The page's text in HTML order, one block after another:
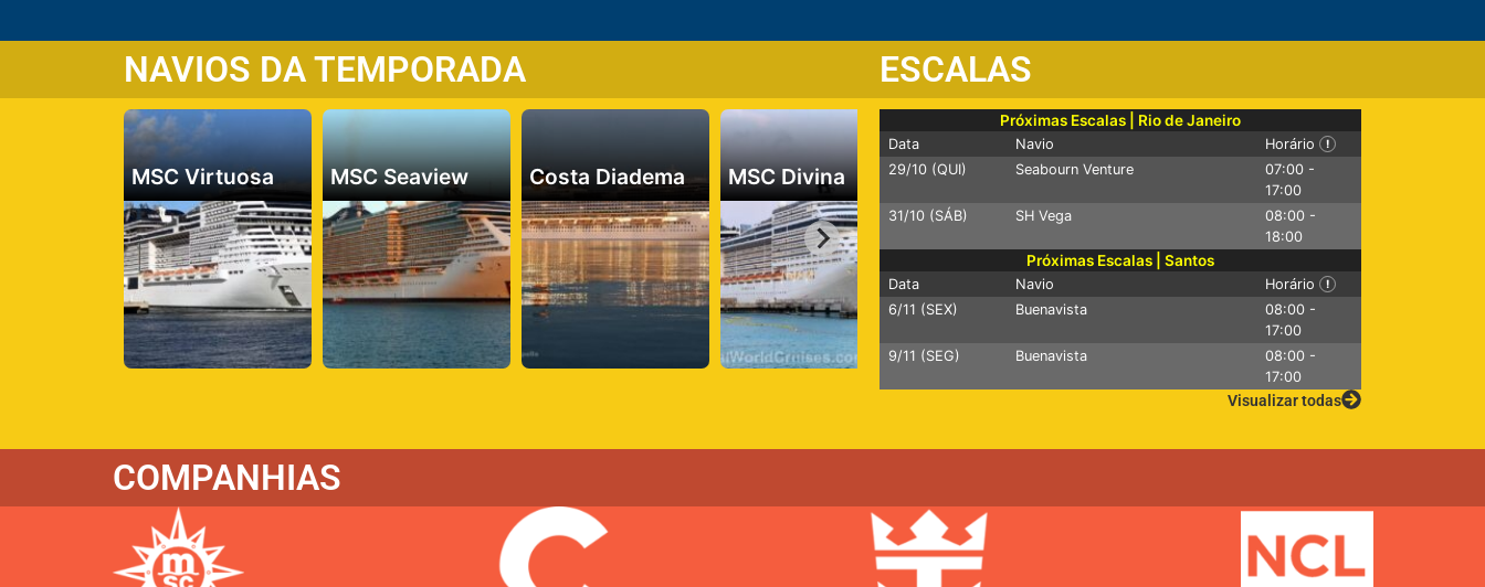
NAVIOS DA TEMPORADA ESCALAS
MSC Virtuosa MSC Seaview Costa Diadema MSC Divina MSC Splendida Costa Serena
Próximas Escalas | Rio de Janeiro
Data Navio Horário !
29/10 (QUI) Seabourn Venture
07:00 -
17:00
31/10 (SÁB)
SH Vega
08:00 -
18:00
Próximas Escalas | Santos
Data Navio Horário !
6/11 (SEX) Buenavista
08:00 -
17:00
9/11 (SEG)
Buenavista
08:00 -
17:00
Visualizar todas
COMPANHIAS